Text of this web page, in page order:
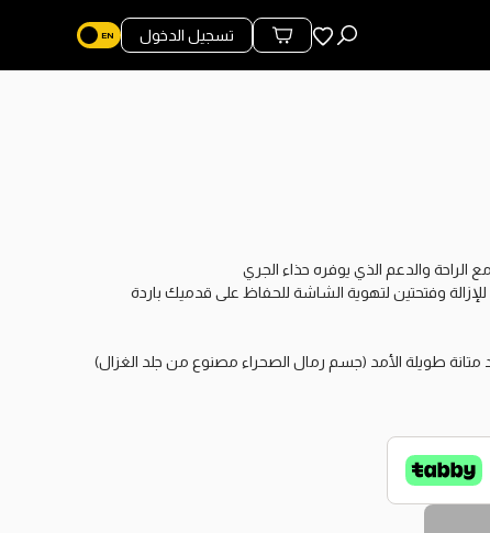
المفضلة
محتويات السلة
تسجيل الدخول
متانة طويلة الأمد (جسم رمال الصحراء مصنوع من جلد الغزال)